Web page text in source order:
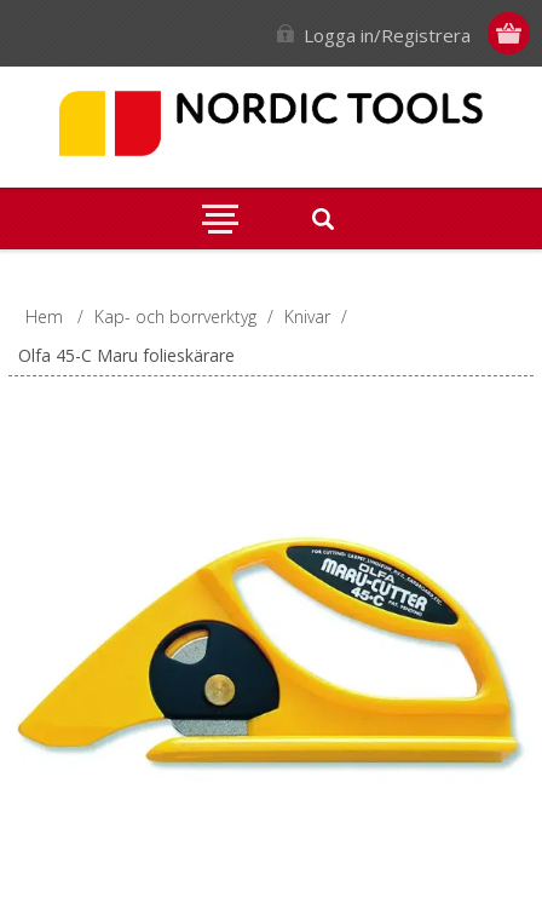
Logga in/Registrera
Hem / Kap- och borrverktyg / Knivar /
Olfa 45-C Maru folieskärare